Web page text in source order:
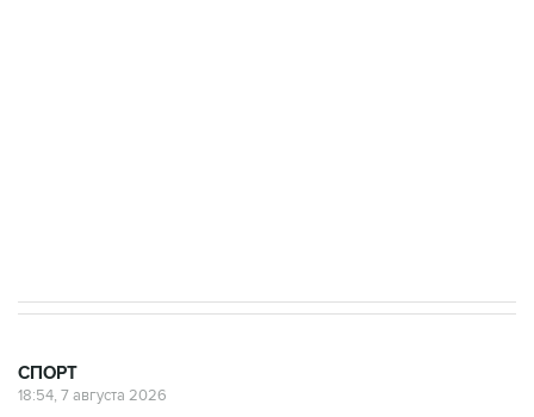
СПОРТ
18:54, 7 августа 2026